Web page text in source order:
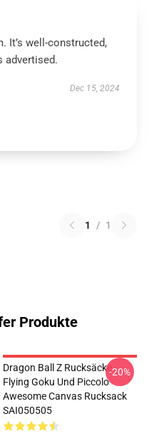
It’s well-constructed,
advertised.
Dec 15, 2024
1 / 1
Produkte
Dragon Ball Z Rucksäcke -
Flying Goku Und Piccolo
Awesome Canvas Rucksack
SAI050505
-20%